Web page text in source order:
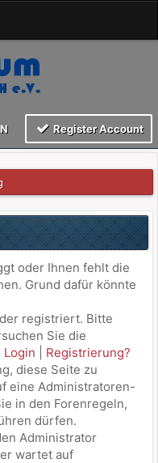
Register Account
oder Ihnen fehlt die
Grund dafür könnte
registriert. Bitte
Sie die
Login
Registrierung?
diese Seite zu
eine Administratoren-
in den Forenregeln,
dürfen.
Administrator
wartet auf